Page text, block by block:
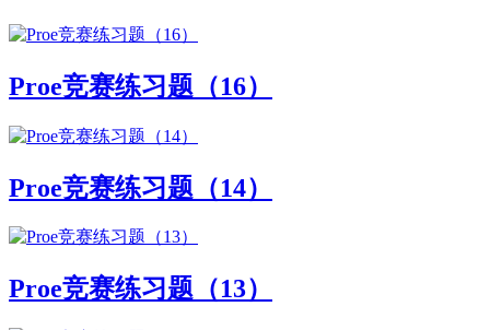
Proe竞赛练习题（16）
Proe竞赛练习题（14）
Proe竞赛练习题（13）